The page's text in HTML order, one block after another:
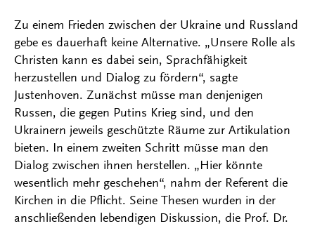
Zu einem Frieden zwischen der Ukraine und Russland
gebe es dauerhaft keine Alternative. „Unsere Rolle als
Christen kann es dabei sein, Sprachfähigkeit
herzustellen und Dialog zu fördern“, sagte
Justenhoven. Zunächst müsse man denjenigen
Russen, die gegen Putins Krieg sind, und den
Ukrainern jeweils geschützte Räume zur Artikulation
bieten. In einem zweiten Schritt müsse man den
Dialog zwischen ihnen herstellen. „Hier könnte
wesentlich mehr geschehen“, nahm der Referent die
Kirchen in die Pflicht. Seine Thesen wurden in der
anschließenden lebendigen Diskussion, die Prof. Dr.